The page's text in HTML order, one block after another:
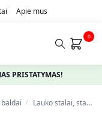
Apie mus
0
PRISTATYMAS!
/ Lauko stalai, staliukai